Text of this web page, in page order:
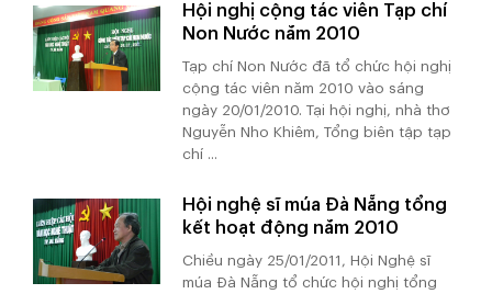
Hội nghị cộng tác viên Tạp chí
Non Nước năm 2010
Tạp chí Non Nước đã tổ chức hội nghị
cộng tác viên năm 2010 vào sáng
ngày 20/01/2010. Tại hội nghị, nhà thơ
Nguyễn Nho Khiêm, Tổng biên tập tạp
chí ...
Hội nghệ sĩ múa Đà Nẵng tổng
kết hoạt động năm 2010
Chiều ngày 25/01/2011, Hội Nghệ sĩ
múa Đà Nẵng tổ chức hội nghị tổng